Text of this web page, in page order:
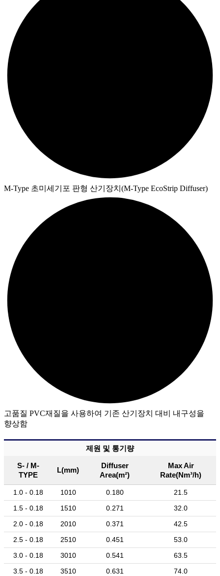
M-Type 초미세기포 판형 산기장치(M-Type EcoStrip Diffuser)
고품질 PVC재질을 사용하여 기존 산기장치 대비 내구성을
향상함
제원 및 통기량
S- / M-
TYPE
L(mm)
Diffuser
Area(m²)
Max Air
Rate(Nm³/h)
1.0 - 0.18 1010 0.180
21.5
1.5 - 0.18
1510 0.271
32.0
2.0 - 0.18
2010 0.371
42.5
2.5 - 0.18
2510 0.451
53.0
3.0 - 0.18
3010 0.541
63.5
3.5 - 0.18
3510 0.631 74.0